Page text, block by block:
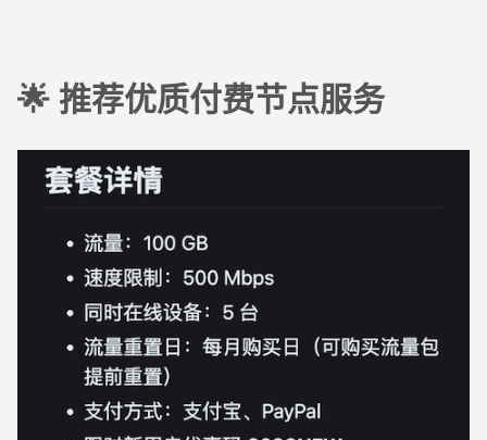
🌟 推荐优质付费节点服务